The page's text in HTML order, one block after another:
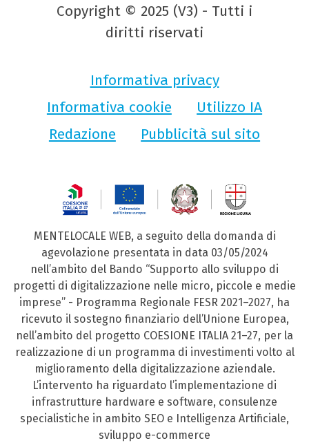
Copyright © 2025 (V3) - Tutti i
diritti riservati
Informativa privacy
Informativa cookie
Utilizzo IA
Redazione
Pubblicità sul sito
MENTELOCALE WEB, a seguito della domanda di
agevolazione presentata in data 03/05/2024
nell’ambito del Bando “Supporto allo sviluppo di
progetti di digitalizzazione nelle micro, piccole e medie
imprese” - Programma Regionale FESR 2021–2027, ha
ricevuto il sostegno finanziario dell’Unione Europea,
nell’ambito del progetto COESIONE ITALIA 21–27, per la
realizzazione di un programma di investimenti volto al
miglioramento della digitalizzazione aziendale.
L’intervento ha riguardato l’implementazione di
infrastrutture hardware e software, consulenze
specialistiche in ambito SEO e Intelligenza Artificiale,
sviluppo e-commerce